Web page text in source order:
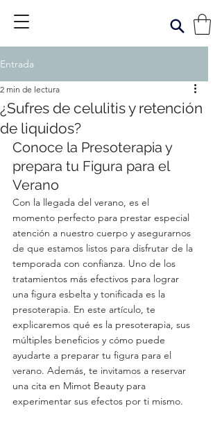
Entrada
¿Sufres de celulitis y retención
de liquidos?
2 min de lectura
Conoce la Presoterapia y
prepara tu Figura para el
Verano
Con la llegada del verano, es el
momento perfecto para prestar especial
atención a nuestro cuerpo y asegurarnos
de que estamos listos para disfrutar de la
temporada con confianza. Uno de los
tratamientos más efectivos para lograr
una figura esbelta y tonificada es la
presoterapia. En este artículo, te
explicaremos qué es la presoterapia, sus
múltiples beneficios y cómo puede
ayudarte a preparar tu figura para el
verano. Además, te invitamos a reservar
una cita en Mimot Beauty para
experimentar sus efectos por ti mismo.